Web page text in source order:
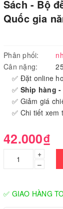
Sách - Bộ
Quốc gia
Phân phối:
Cân nặng:
✅ Đặt online
✅ Ship hàng
✅ Giảm giá
✅ Chi tiết xem
42.000₫
+
–
✅ GIAO HÀNG